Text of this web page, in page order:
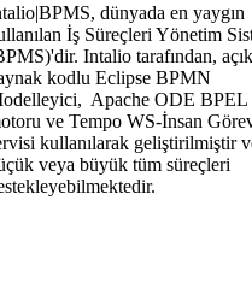
dünyada en yaygın
İş Süreçleri Yönetim
Intalio tarafından, açık
kodlu Eclipse BPMN
Apache ODE BPEL
ve Tempo WS-İnsan
kullanılarak geliştirilmiştir
veya büyük tüm süreçleri